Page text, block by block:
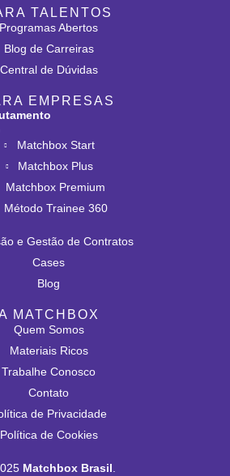
TALENTOS
Programas Abertos
Blog de Carreiras
Central de Dúvidas
EMPRESAS
Matchbox Start
Matchbox Plus
Matchbox Premium
Método Trainee 360
e Gestão de Contratos
Cases
Blog
MATCHBOX
Quem Somos
Materiais Ricos
Trabalhe Conosco
Contato
de Privacidade
Política de Cookies
Matchbox Brasil.